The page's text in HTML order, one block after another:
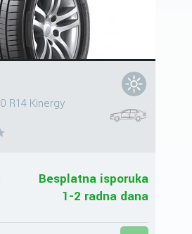
R14 Kinergy
Besplatna isporuka
1-2 radna dana